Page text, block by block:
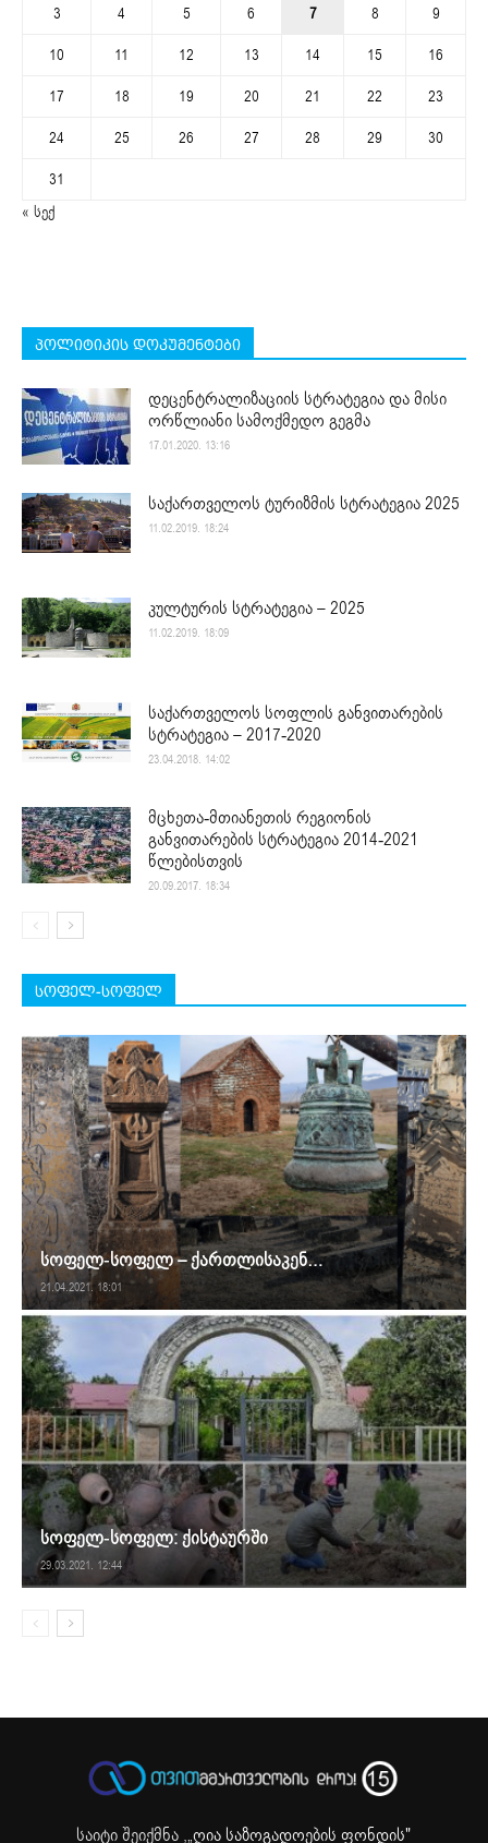
3
4 5 6 7 8
9
10
11 12 13 14 15
16
17
18 19 20 21 22
23
24
25 26 27 28 29
30
31
« სექ
პოლიტიკის დოკუმენტები
დეცენტრალიზაციის სტრატეგია და მისი
ორწლიანი სამოქმედო გეგმა
17.01.2020. 13:16
საქართველოს ტურიზმის სტრატეგია 2025
11.02.2019. 18:24
კულტურის სტრატეგია – 2025
11.02.2019. 18:09
საქართველოს სოფლის განვითარების
სტრატეგია – 2017-2020
23.04.2018. 14:02
მცხეთა-მთიანეთის რეგიონის
განვითარების სტრატეგია 2014-2021
წლებისთვის
20.09.2017. 18:34
სოფელ-სოფელ
სოფელ-სოფელ – ქართლისაკენ…
21.04.2021. 18:01
სოფელ-სოფელ: ქისტაურში
29.03.2021. 12:44
საიტი შეიქმნა ,„ღია საზოგადოების ფონდის"